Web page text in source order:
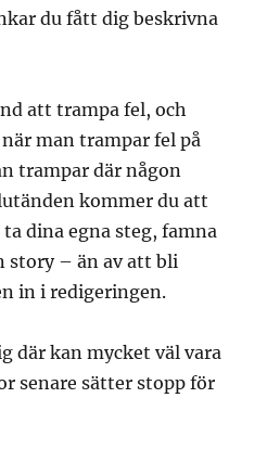
du fått dig beskrivna
att trampa fel, och
man trampar fel på
trampar där någon
kommer du att
dina egna steg, famna
story – än av att bli
in i redigeringen.
där kan mycket väl vara
senare sätter stopp för